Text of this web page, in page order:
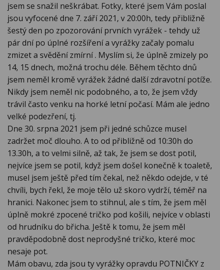
jsem se snažil neškrábat. Fotky, které jsem Vám poslal
jsou vyfocené dne 7. září 2021, v 20:00h, tedy přibližně
šestý den po zpozorování prvních vyrážek - tehdy už
pár dní po úplné rozšíření a vyrážky začaly pomalu
zmizet a svědění zmírní . Myslím si, že úplně zmizely po
14, 15 dnech, možná trochu déle. Během těchto dnů
jsem neměl kromě vyrážek žádné další zdravotní potíže.
Nikdy jsem neměl nic podobného, a to, že jsem vždy
trávil často venku na horké letní počasí. Mám ale jedno
velké podezření, tj.
Dne 30. srpna 2021 jsem při jedné schůzce musel
zadržet moč dlouho. A to od přibližně od 10:30h do
13.30h, a to velmi silně, až tak, že jsem se dost potil,
nejvíce jsem se potil, když jsem došel konečně k toaletě,
musel jsem ještě před tím čekal, než někdo odejde, v té
chvíli, bych řekl, že moje tělo už skoro vydrží, téměř na
hranici. Nakonec jsem to stihnul, ale s tím, že jsem měl
úplně mokré zpocené tričko pod košili, nejvíce v oblasti
od hrudníku do břicha. Ještě k tomu, že jsem měl
pravděpodobně dost neprodyšné tričko, které moc
nesaje pot.
Mám obavu, zda jsou ty vyrážky opravdu POTNIČKY z